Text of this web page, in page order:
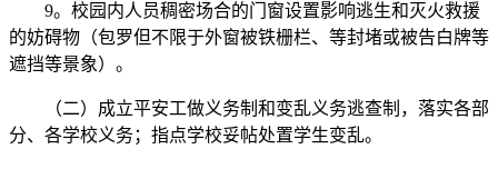
9。校园内人员稠密场合的门窗设置影响逃生和灭火救援
的妨碍物（包罗但不限于外窗被铁栅栏、等封堵或被告白牌等
遮挡等景象）。
（二）成立平安工做义务制和变乱义务逃查制，落实各部
分、各学校义务；指点学校妥帖处置学生变乱。